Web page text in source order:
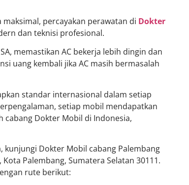
percayakan perawatan di Dokter
dan teknisi profesional.
memastikan AC bekerja lebih dingin dan
uang kembali jika AC masih bermasalah
standar internasional dalam setiap
setiap mobil mendapatkan
cabang Dokter Mobil di Indonesia,
kunjungi Dokter Mobil cabang Palembang
Palembang, Sumatera Selatan 30111.
rute berikut: